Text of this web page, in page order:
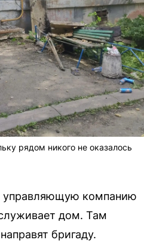
рядом никого не оказалось
управляющую компанию
дом. Там
бригаду.